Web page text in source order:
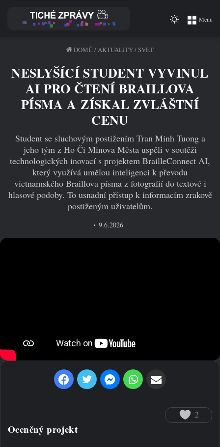
Menu
Switch
DOMŮ/ AKTUALITY/SVĚT
NESLYŠÍCÍ STUDENT VYVINUL
AI PRO ČTENÍ BRAILLOVA
PÍSMA A ZÍSKAL ZVLÁŠTNÍ
CENU
Student se sluchovým postižením Tran Minh Tuong a
jeho tým z Ho Či Minova Města uspěli v soutěži
technologických inovací s projektem BrailleConnect AI,
který využívá umělou inteligenci k převodu
vietnamského Braillova písma z fotografií do textové i
hlasové podoby. To usnadní přístup k informacím zrakově
postiženým uživatelům.
9.6.2026
2
Oceněný projekt